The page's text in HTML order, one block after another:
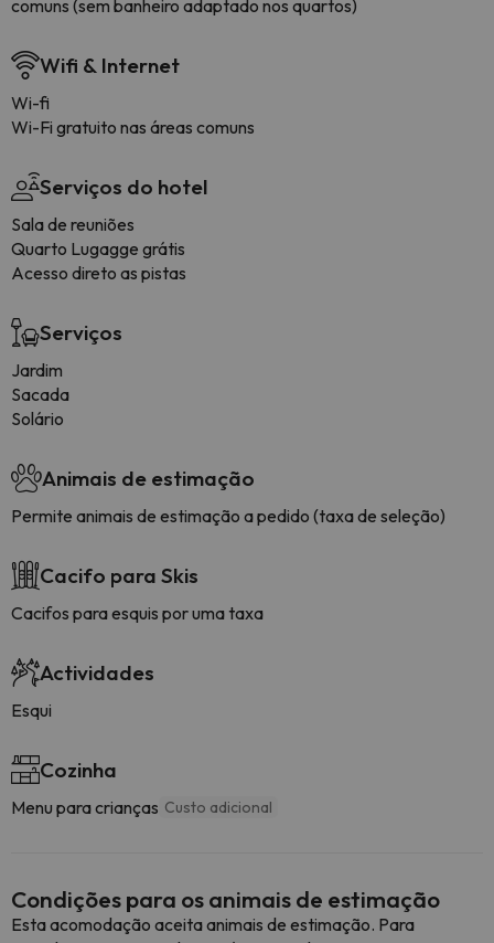
comuns (sem banheiro adaptado nos quartos)
Wifi & Internet
Wi-fi
Wi-Fi gratuito nas áreas comuns
Serviços do hotel
Sala de reuniões
Quarto Lugagge grátis
Acesso direto as pistas
Serviços
Jardim
Sacada
Solário
Animais de estimação
Permite animais de estimação a pedido (taxa de seleção)
Cacifo para Skis
Cacifos para esquis por uma taxa
Actividades
Esqui
Cozinha
Menu para crianças Custo adicional
Condições para os animais de estimação
Esta acomodação aceita animais de estimação. Para